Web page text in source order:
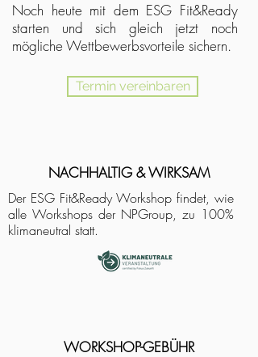
Noch heute mit dem ESG Fit&Ready
starten und sich gleich jetzt noch
mögliche Wettbewerbsvorteile sichern.
Termin vereinbaren
NACHHALTIG & WIRKSAM
Der ESG Fit&Ready Workshop findet, wie
alle Workshops der NPGroup, zu 100%
klimaneutral statt.
WORKSHOP-GEBÜHR